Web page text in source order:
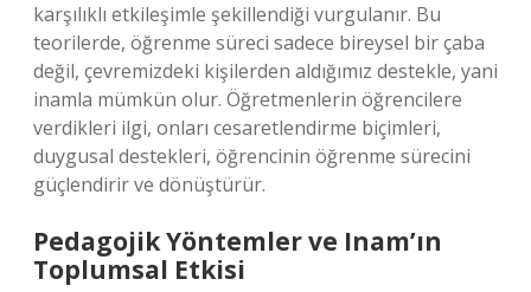
karşılıklı etkileşimle şekillendiği vurgulanır. Bu
teorilerde, öğrenme süreci sadece bireysel bir çaba
değil, çevremizdeki kişilerden aldığımız destekle, yani
inamla mümkün olur. Öğretmenlerin öğrencilere
verdikleri ilgi, onları cesaretlendirme biçimleri,
duygusal destekleri, öğrencinin öğrenme sürecini
güçlendirir ve dönüştürür.
Pedagojik Yöntemler ve Inam’ın
Toplumsal Etkisi